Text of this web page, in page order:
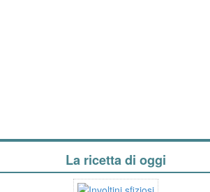
La ricetta di oggi